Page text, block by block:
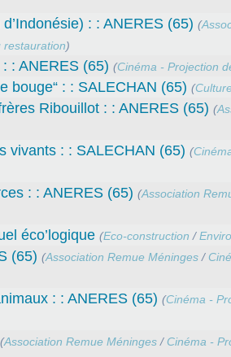
: : ANERES (65) (
restauration)
: ANERES (65) (Cinéma - Projection
bouge“ : : SALECHAN (65) (
Ribouillot : : ANERES (65) (
vivants : : SALECHAN (65) (
: : ANERES (65) (Association
éco’logique (Eco-construction /
(65) (Association Remue Méninges/
: : ANERES (65) (Cinéma -
(Association Remue Méninges/ Cinéma -